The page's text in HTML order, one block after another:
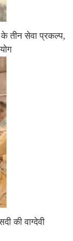
तीन सेवा प्रकल्प,
की वाग्देवी